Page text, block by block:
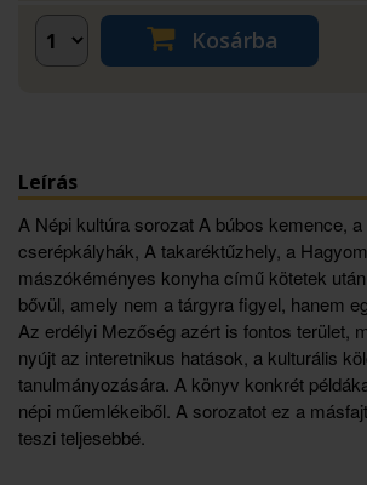
Kosárba
Leírás
A Népi kultúra sorozat A búbos kemence, a
cserépkályhák, A takaréktűzhely, a
mászókéményes konyha című kötetek
bővül, amely nem a tárgyra figyel, hanem
Az erdélyi Mezőség azért is fontos terület,
nyújt az interetnikus hatások, a kulturális
tanulmányozására. A könyv konkrét
népi műemlékeiből. A sorozatot ez a
teszi teljesebbé.